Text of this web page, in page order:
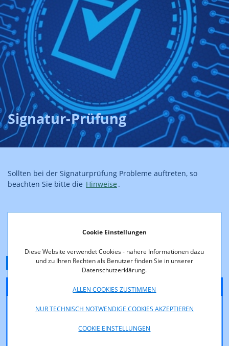
Cookie Einstellungen
Diese Website verwendet Cookies - nähere Informationen dazu
und zu Ihren Rechten als Benutzer finden Sie in unserer
Datenschutzerklärung.
ALLEN COOKIES ZUSTIMMEN
NUR TECHNISCH NOTWENDIGE COOKIES AKZEPTIEREN
COOKIE EINSTELLUNGEN
Signatur-Prüfung
Sollten bei der Signaturprüfung Probleme auftreten, so
beachten Sie bitte die Hinweise .